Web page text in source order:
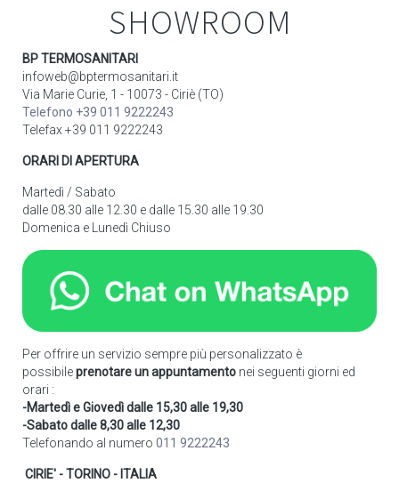
SHOWROOM
BP TERMOSANITARI
infoweb@bptermosanitari.it
Via Marie Curie, 1 - 10073 - Ciriè (TO)
Telefono +39 011 9222243
Telefax +39 011 9222243
ORARI DI APERTURA
Martedì / Sabato
dalle 08.30 alle 12.30 e dalle 15.30 alle 19.30
Domenica e Lunedì Chiuso
Per offrire un servizio sempre più personalizzato è
possibileprenotare un appuntamento nei seguenti giorni ed
orari :
-Martedì e Giovedì dalle 15,30 alle 19,30
-Sabato dalle 8,30 alle 12,30
Telefonando al numero 011 9222243
CIRIE' - TORINO - ITALIA